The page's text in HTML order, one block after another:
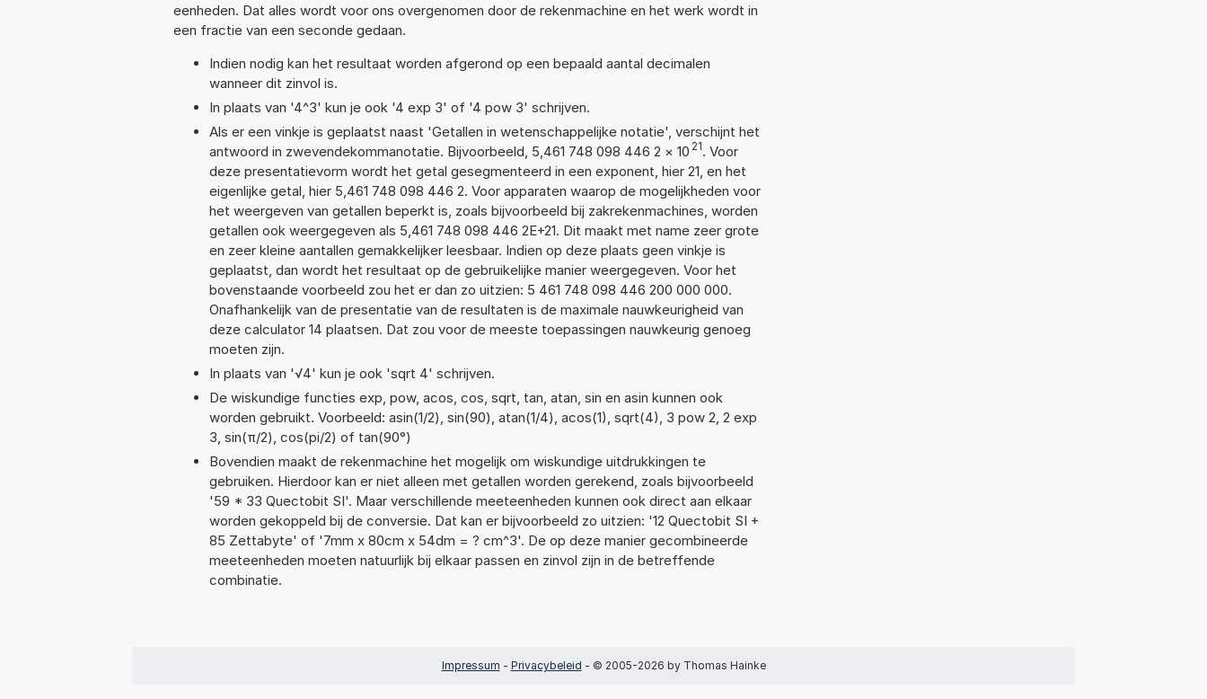
eenheden. Dat alles wordt voor ons overgenomen door de rekenmachine en het werk wordt in
een fractie van een seconde gedaan.
Indien nodig kan het resultaat worden afgerond op een bepaald aantal decimalen
wanneer dit zinvol is.
In plaats van '4^3' kun je ook '4 exp 3' of '4 pow 3' schrijven.
Als er een vinkje is geplaatst naast 'Getallen in wetenschappelijke notatie', verschijnt het
antwoord in zwevendekommanotatie. Bijvoorbeeld, 5,461 748 098 446 2 × 10 21. Voor
deze presentatievorm wordt het getal gesegmenteerd in een exponent, hier 21, en het
eigenlijke getal, hier 5,461 748 098 446 2. Voor apparaten waarop de mogelijkheden voor
het weergeven van getallen beperkt is, zoals bijvoorbeeld bij zakrekenmachines, worden
getallen ook weergegeven als 5,461 748 098 446 2E+21. Dit maakt met name zeer grote
en zeer kleine aantallen gemakkelijker leesbaar. Indien op deze plaats geen vinkje is
geplaatst, dan wordt het resultaat op de gebruikelijke manier weergegeven. Voor het
bovenstaande voorbeeld zou het er dan zo uitzien: 5 461 748 098 446 200 000 000.
Onafhankelijk van de presentatie van de resultaten is de maximale nauwkeurigheid van
deze calculator 14 plaatsen. Dat zou voor de meeste toepassingen nauwkeurig genoeg
moeten zijn.
In plaats van '√4' kun je ook 'sqrt 4' schrijven.
De wiskundige functies exp, pow, acos, cos, sqrt, tan, atan, sin en asin kunnen ook
worden gebruikt. Voorbeeld: asin(1/2), sin(90), atan(1/4), acos(1), sqrt(4), 3 pow 2, 2 exp
3, sin(π/2), cos(pi/2) of tan(90°)
Bovendien maakt de rekenmachine het mogelijk om wiskundige uitdrukkingen te
gebruiken. Hierdoor kan er niet alleen met getallen worden gerekend, zoals bijvoorbeeld
'59 * 33 Quectobit SI'. Maar verschillende meeteenheden kunnen ook direct aan elkaar
worden gekoppeld bij de conversie. Dat kan er bijvoorbeeld zo uitzien: '12 Quectobit SI +
85 Zettabyte' of '7mm x 80cm x 54dm = ? cm^3'. De op deze manier gecombineerde
meeteenheden moeten natuurlijk bij elkaar passen en zinvol zijn in de betreffende
combinatie.
Impressum - Privacybeleid - © 2005-2026 by Thomas Hainke